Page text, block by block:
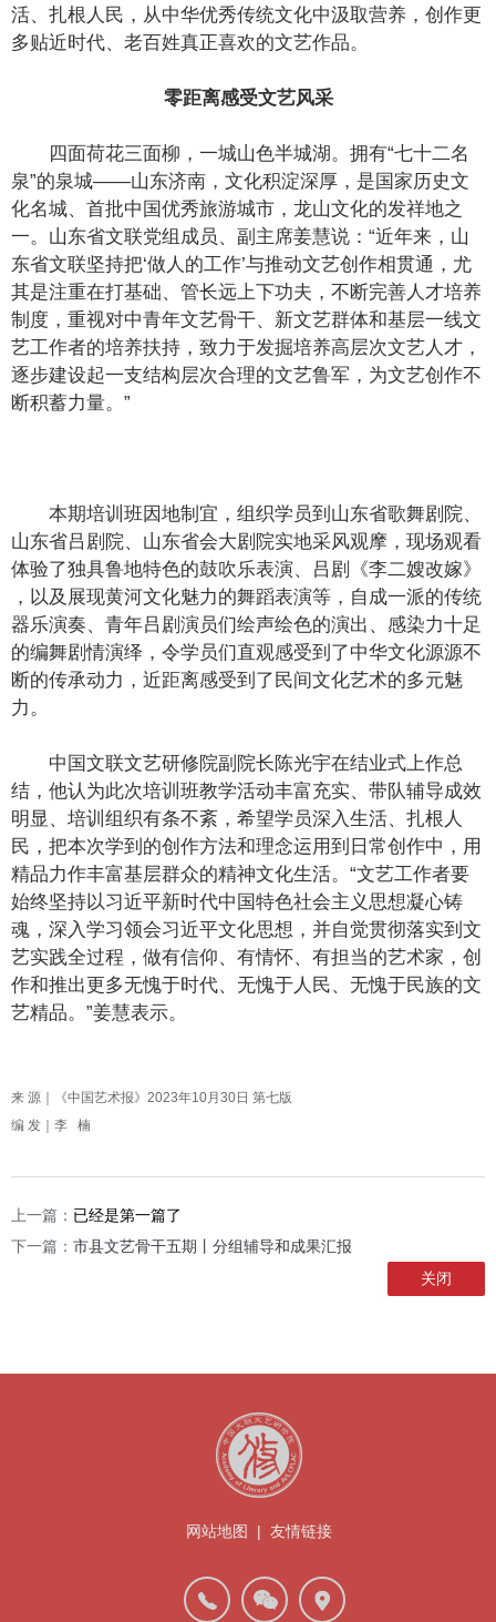
活、扎根人民，从中华优秀传统文化中汲取营养，创作更
多贴近时代、老百姓真正喜欢的文艺作品。
零距离感受文艺风采
四面荷花三面柳，一城山色半城湖。拥有“七十二名
泉”的泉城——山东济南，文化积淀深厚，是国家历史文
化名城、首批中国优秀旅游城市，龙山文化的发祥地之
一。山东省文联党组成员、副主席姜慧说：“近年来，山
东省文联坚持把‘做人的工作’与推动文艺创作相贯通，尤
其是注重在打基础、管长远上下功夫，不断完善人才培养
制度，重视对中青年文艺骨干、新文艺群体和基层一线文
艺工作者的培养扶持，致力于发掘培养高层次文艺人才，
逐步建设起一支结构层次合理的文艺鲁军，为文艺创作不
断积蓄力量。”
本期培训班因地制宜，组织学员到山东省歌舞剧院、
山东省吕剧院、山东省会大剧院实地采风观摩，现场观看
体验了独具鲁地特色的鼓吹乐表演、吕剧《李二嫂改嫁》
，以及展现黄河文化魅力的舞蹈表演等，自成一派的传统
器乐演奏、青年吕剧演员们绘声绘色的演出、感染力十足
的编舞剧情演绎，令学员们直观感受到了中华文化源源不
断的传承动力，近距离感受到了民间文化艺术的多元魅
力。
中国文联文艺研修院副院长陈光宇在结业式上作总
结，他认为此次培训班教学活动丰富充实、带队辅导成效
明显、培训组织有条不紊，希望学员深入生活、扎根人
民，把本次学到的创作方法和理念运用到日常创作中，用
精品力作丰富基层群众的精神文化生活。“文艺工作者要
始终坚持以习近平新时代中国特色社会主义思想凝心铸
魂，深入学习领会习近平文化思想，并自觉贯彻落实到文
艺实践全过程，做有信仰、有情怀、有担当的艺术家，创
作和推出更多无愧于时代、无愧于人民、无愧于民族的文
艺精品。”姜慧表示。
来 源｜《中国艺术报》2023年10月30日 第七版
编 发｜李 楠
上一篇： 已经是第一篇了
下一篇： 市县文艺骨干五期丨分组辅导和成果汇报
关闭
网站地图 | 友情链接